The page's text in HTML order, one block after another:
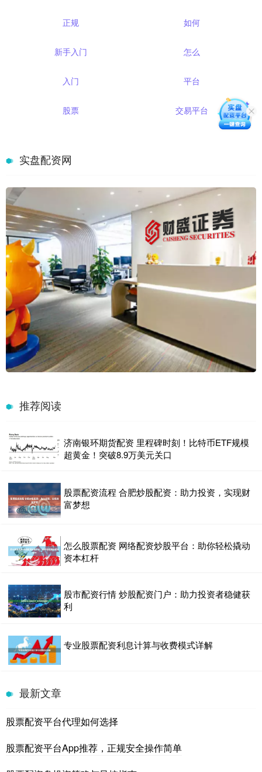
正规 如何
新手入门 怎么
入门 平台
股票 交易平台
实盘配资网
推荐阅读
济南银环期货配资 里程碑时刻！比特币ETF规模
超黄金！突破8.9万美元关口
股票配资流程 合肥炒股配资：助力投资，实现财
富梦想
怎么股票配资 网络配资炒股平台：助你轻松撬动
资本杠杆
股市配资行情 炒股配资门户：助力投资者稳健获
利
专业股票配资利息计算与收费模式详解
最新文章
股票配资平台代理如何选择
股票配资平台App推荐，正规安全操作简单